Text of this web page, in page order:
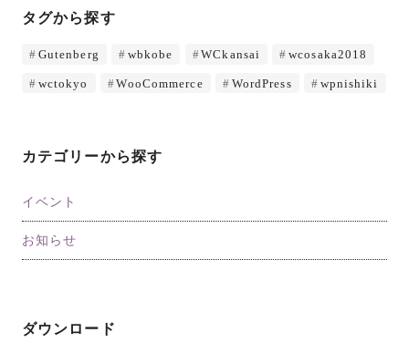
タグから探す
Gutenberg wbkobe WCkansai wcosaka2018
wctokyo WooCommerce WordPress wpnishiki
カテゴリーから探す
イベント
お知らせ
ダウンロード